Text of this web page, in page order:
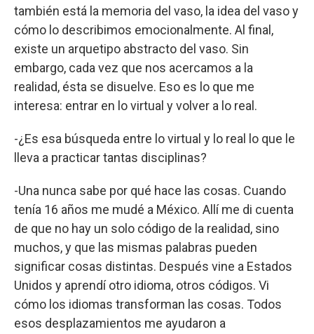
también está la memoria del vaso, la idea del vaso y
cómo lo describimos emocionalmente. Al final,
existe un arquetipo abstracto del vaso. Sin
embargo, cada vez que nos acercamos a la
realidad, ésta se disuelve. Eso es lo que me
interesa: entrar en lo virtual y volver a lo real.
-¿Es esa búsqueda entre lo virtual y lo real lo que le
lleva a practicar tantas disciplinas?
-Una nunca sabe por qué hace las cosas. Cuando
tenía 16 años me mudé a México. Allí me di cuenta
de que no hay un solo código de la realidad, sino
muchos, y que las mismas palabras pueden
significar cosas distintas. Después vine a Estados
Unidos y aprendí otro idioma, otros códigos. Vi
cómo los idiomas transforman las cosas. Todos
esos desplazamientos me ayudaron a